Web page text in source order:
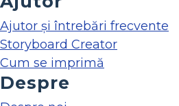
Ajutor și întrebări frecvente
Storyboard Creator
Cum se imprimă
Despre